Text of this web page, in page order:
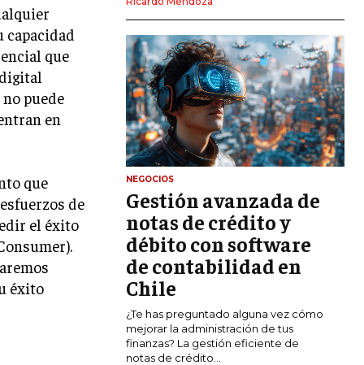
MARKETING DIGITAL
PUBLICIDAD
VENTAS Y PERSUASIÓN
GESTIÓN DE PRODUCTOS
COMUNICACIÓN CORPORATIVA
GESTIÓN DE MARCA
INVESTIGACIÓN DE MERCADO
ANÁLISIS DE COMPETENCIA
GESTIÓN DE CLIENTES
EMPRENDIMIENTO
INNOVACIÓN EMPRESARIAL
GESTIÓN DEL CAMBIO
capacidad
que
puede
en
que
de
el éxito
éxito
NEGOCIOS
Gestión avanzada de
notas de crédito y
débito con software
de contabilidad en
Chile
¿Te has preguntado alguna vez cómo
mejorar la administración de tus
finanzas? La gestión eficiente de
notas de crédito...